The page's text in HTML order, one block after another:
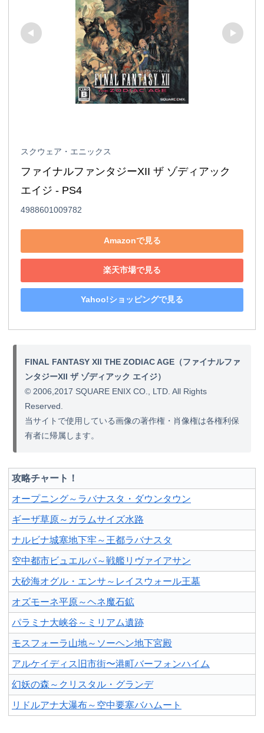
スクウェア・エニックス
ファイナルファンタジーXII ザ ゾディアック
エイジ - PS4
4988601009782
Amazonで見る
楽天市場で見る
Yahoo!ショッピングで見る
FINAL FANTASY XII THE ZODIAC AGE（ファイナルファ
ンタジーXII ザ ゾディアック エイジ）
© 2006,2017 SQUARE ENIX CO., LTD. All Rights
Reserved.
当サイトで使用している画像の著作権・肖像権は各権利保
有者に帰属します。
攻略チャート！
オープニング～ラバナスタ・ダウンタウン
ギーザ草原～ガラムサイズ水路
ナルビナ城塞地下牢～王都ラバナスタ
空中都市ビュエルバ～戦艦リヴァイアサン
大砂海オグル・エンサ～レイスウォール王墓
オズモーネ平原～ヘネ魔石鉱
パラミナ大峡谷～ミリアム遺跡
モスフォーラ山地～ソーヘン地下宮殿
アルケイディス旧市街〜港町バーフォンハイム
幻妖の森～クリスタル・グランデ
リドルアナ大瀑布～空中要塞バハムート